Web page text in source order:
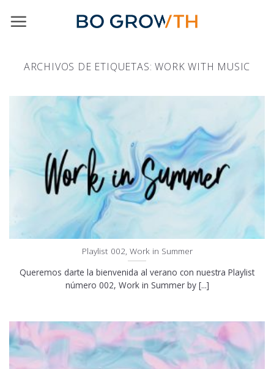
ARCHIVOS DE ETIQUETAS:WORK WITH MUSIC
Playlist 002, Work in Summer
Queremos darte la bienvenida al verano con nuestra Playlist
número 002, Work in Summer by [...]